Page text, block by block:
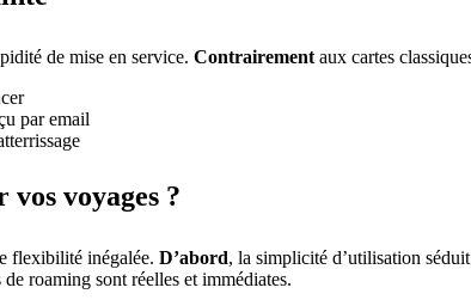
de mise en service. Contrairement aux cartes
par email
voyages ?
flexibilité inégalée. D’abord, la simplicité d’utilisation
roaming sont réelles et immédiates.